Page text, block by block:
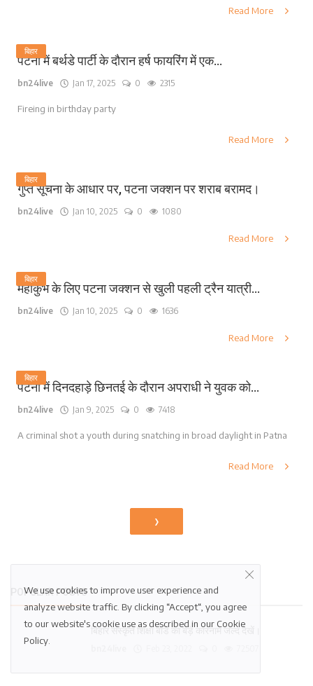
Read More
बिहार
पटना में बर्थडे पार्टी के दौरान हर्ष फायरिंग में एक...
bn24live Jan 17, 2025 0 2315
Fireing in birthday party
Read More
बिहार
गुप्त सूचना के आधार पर, पटना जक्शन पर शराब बरामद।
bn24live Jan 10, 2025 0 1080
Read More
बिहार
महाकुंभ के लिए पटना जक्शन से खुली पहली ट्रैन यात्री...
bn24live Jan 10, 2025 0 1636
Read More
बिहार
पटना में दिनदहाड़े छिनतई के दौरान अपराधी ने युवक को...
bn24live Jan 9, 2025 0 7418
A criminal shot a youth during snatching in broad daylight in Patna
Read More
›
POPULAR POSTS
बिहार संस्कृत शिक्षा बोर्ड का बड़े कारनामे जल्द देखें।
We use cookies to improve user experience and
analyze website traffic. By clicking “Accept“, you agree
to our website's cookie use as described in our Cookie
Policy